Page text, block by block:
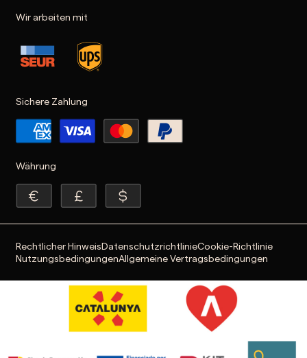
Wir arbeiten mit
Sichere Zahlung
Währung
Rechtlicher HinweisDatenschutzrichtlinieCookie-Richtlinie
NutzungsbedingungenAllgemeine Vertragsbedingungen